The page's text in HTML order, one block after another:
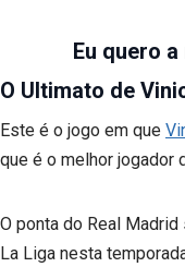
Eu quero
O Ultimato de
Este é o jogo em que
que é o melhor jogador
O ponta do Real
La Liga nesta